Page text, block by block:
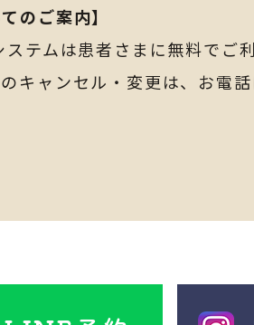
のご案内】
ステムは患者さまに無料でご
キャンセル・変更は、お電話